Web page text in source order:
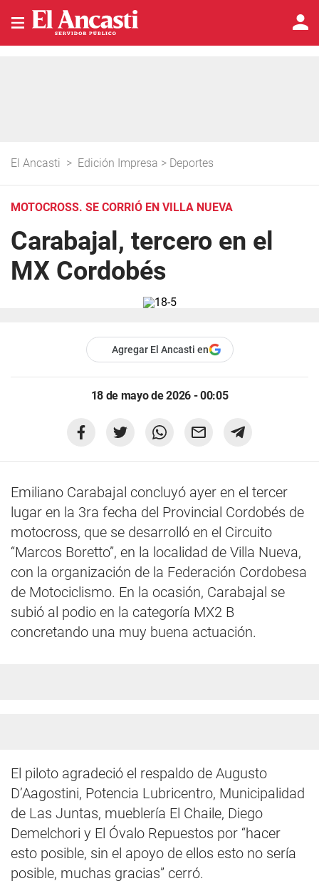
El Ancasti > Edición Impresa > Deportes
MOTOCROSS. SE CORRIÓ EN VILLA NUEVA
Carabajal, tercero en el
MX Cordobés
Agregar El Ancasti en
18 de mayo de 2026 - 00:05
Emiliano Carabajal concluyó ayer en el tercer
lugar en la 3ra fecha del Provincial Cordobés de
motocross, que se desarrolló en el Circuito
“Marcos Boretto”, en la localidad de Villa Nueva,
con la organización de la Federación Cordobesa
de Motociclismo. En la ocasión, Carabajal se
subió al podio en la categoría MX2 B
concretando una muy buena actuación.
El piloto agradeció el respaldo de Augusto
D’Aagostini, Potencia Lubricentro, Municipalidad
de Las Juntas, mueblería El Chaile, Diego
Demelchori y El Óvalo Repuestos por “hacer
esto posible, sin el apoyo de ellos esto no sería
posible, muchas gracias” cerró.